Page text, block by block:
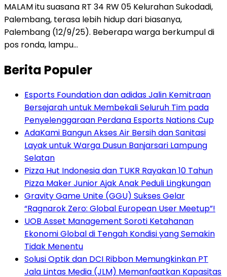
MALAM itu suasana RT 34 RW 05 Kelurahan Sukodadi,
Palembang, terasa lebih hidup dari biasanya,
Palembang (12/9/25). Beberapa warga berkumpul di
pos ronda, lampu…
Berita Populer
Esports Foundation dan adidas Jalin Kemitraan
Bersejarah untuk Membekali Seluruh Tim pada
Penyelenggaraan Perdana Esports Nations Cup
AdaKami Bangun Akses Air Bersih dan Sanitasi
Layak untuk Warga Dusun Banjarsari Lampung
Selatan
Pizza Hut Indonesia dan TUKR Rayakan 10 Tahun
Pizza Maker Junior Ajak Anak Peduli Lingkungan
Gravity Game Unite (GGU) Sukses Gelar
“Ragnarok Zero: Global European User Meetup”!
UOB Asset Management Soroti Ketahanan
Ekonomi Global di Tengah Kondisi yang Semakin
Tidak Menentu
Solusi Optik dan DCI Ribbon Memungkinkan PT
Jala Lintas Media (JLM) Memanfaatkan Kapasitas